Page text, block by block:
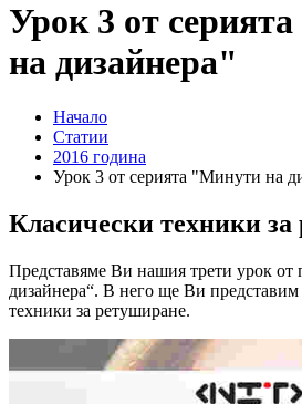
Урок 3 от
на дизайнера"
Начало
Статии
2016 година
Урок 3 от серията "Минути на
Класически техники
Представяме Ви нашия трети урок от
дизайнера“. В него ще Ви представим
техники за ретуширане.